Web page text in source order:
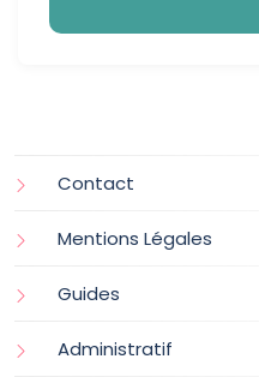
Contact
Mentions Légales
Guides
Administratif